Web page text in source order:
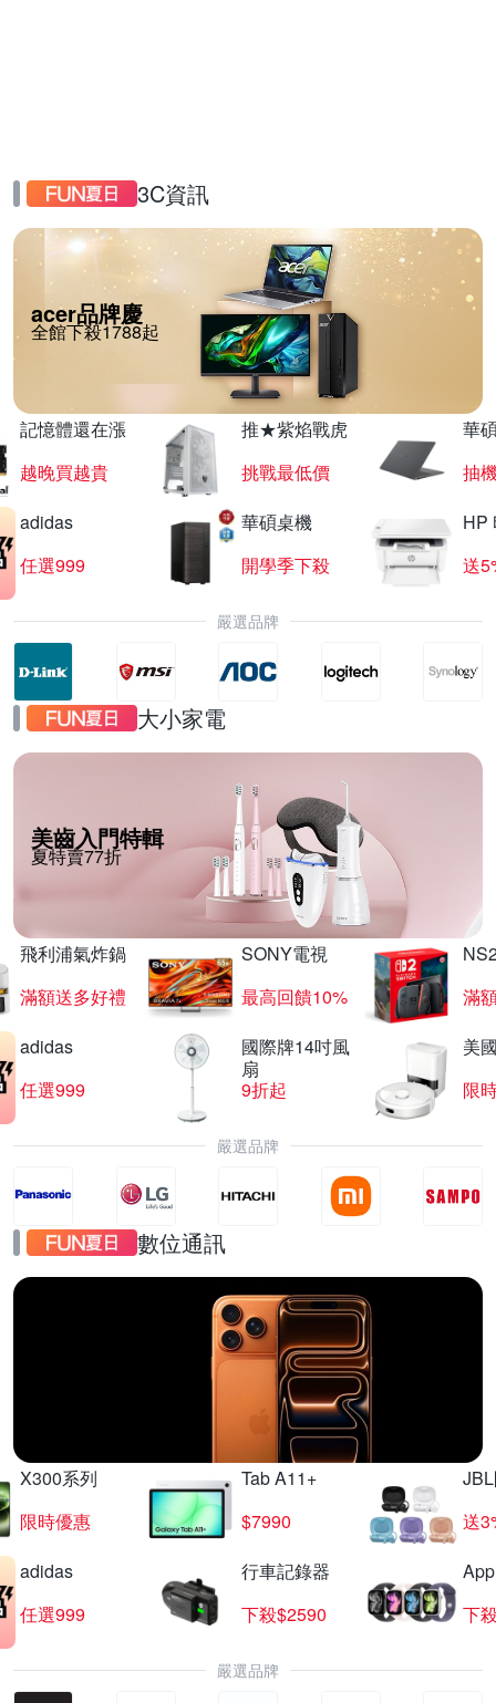
3C資訊
acer品牌慶
全館下殺1788起
記憶體還在漲
越晚買越貴
推★紫焰戰虎
挑戰最低價
華
抽
adidas
任選999
華碩桌機
開學季下殺
HP
送
嚴選品牌
大小家電
美齒入門特輯
夏特賣77折
飛利浦氣炸鍋
滿額送多好禮
SONY電視
最高回饋10%
滿
adidas
任選999
國際牌14吋風
扇
9折起
美
限
嚴選品牌
數位通訊
X300系列
限時優惠
Tab A11+
$7990
送
adidas
任選999
行車記錄器
下殺$2590
下
嚴選品牌